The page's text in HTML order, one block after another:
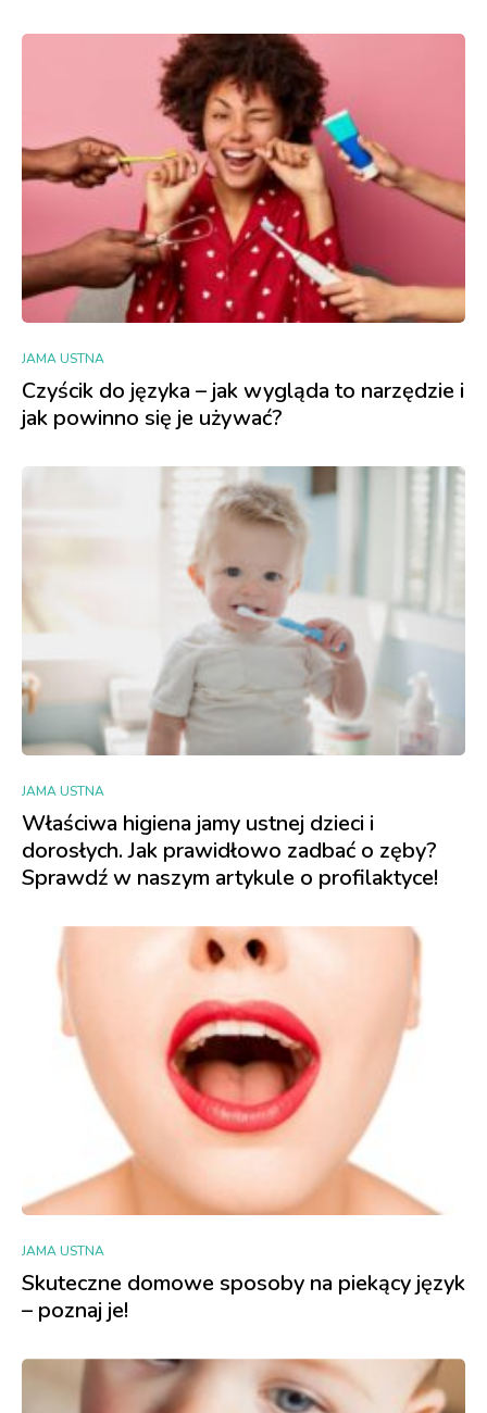
JAMA USTNA
Czyścik do języka – jak wygląda to narzędzie i
jak powinno się je używać?
JAMA USTNA
Właściwa higiena jamy ustnej dzieci i
dorosłych. Jak prawidłowo zadbać o zęby?
Sprawdź w naszym artykule o profilaktyce!
JAMA USTNA
Skuteczne domowe sposoby na piekący język
– poznaj je!